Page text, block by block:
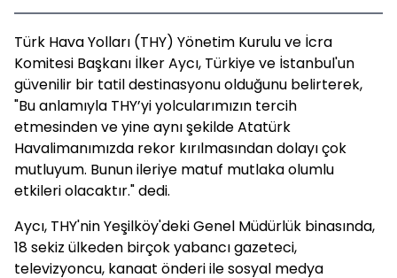
Türk Hava Yolları (THY) Yönetim Kurulu ve İcra
Komitesi Başkanı İlker Aycı, Türkiye ve İstanbul'un
güvenilir bir tatil destinasyonu olduğunu belirterek,
"Bu anlamıyla THY’yi yolcularımızın tercih
etmesinden ve yine aynı şekilde Atatürk
Havalimanımızda rekor kırılmasından dolayı çok
mutluyum. Bunun ileriye matuf mutlaka olumlu
etkileri olacaktır." dedi.
Aycı, THY'nin Yeşilköy'deki Genel Müdürlük binasında,
18 sekiz ülkeden birçok yabancı gazeteci,
televizyoncu, kanaat önderi ile sosyal medya